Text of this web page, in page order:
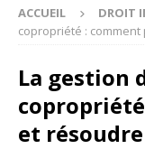
ACCUEIL DROIT
copropriété :
La gestion
et